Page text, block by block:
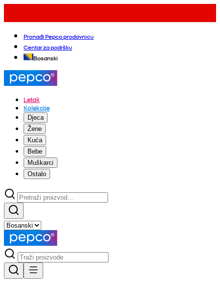
Pronađi Pepco prodavnicu
Centar za podršku
Bosanski
Letak
Kolekcije
Djeca
Žene
Kuća
Bebe
Muškarci
Ostalo